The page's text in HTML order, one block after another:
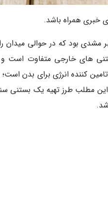
خبری همراه باشد.
مشدی بود که در حوالی میدان
بستنی های خارجی متفاوت
کننده انرژی برای بدن
مطلب طرز تهیه یک بستنی